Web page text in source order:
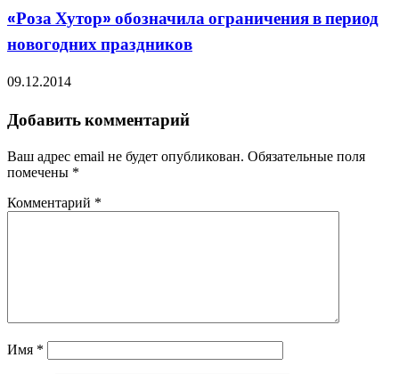
«Роза Хутор» обозначила ограничения в период
новогодних праздников
09.12.2014
Добавить комментарий
Ваш адрес email не будет опубликован. Обязательные поля
помечены *
Комментарий *
Имя *